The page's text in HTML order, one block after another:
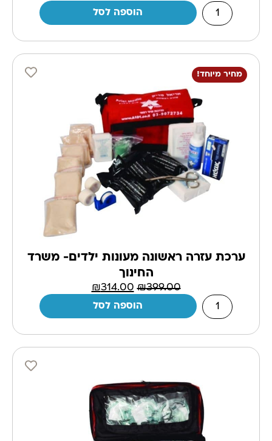
הוספה לסל
מחיר מיוחד!
ערכת עזרה ראשונה מעונות ילדים- משרד
החינוך
₪399.00
₪314.00
הוספה לסל